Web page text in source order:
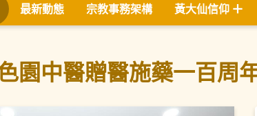
最新動態 宗教事務架構 黃大仙信仰
園中醫贈醫施藥一百周